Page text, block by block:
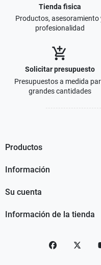
Tienda fisica
Productos, asesoramiento
profesionalidad
add_shopping_cart
Solicitar presupuesto
Presupuestos a medida
grandes cantidades
Productos
Información
Su cuenta
Información de la tienda